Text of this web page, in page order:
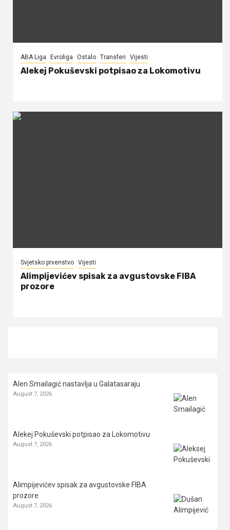
ABA Liga Evroliga Ostalo Transferi Vijesti
Alekej Pokuševski potpisao za Lokomotivu
Svjetsko prvenstvo Vijesti
Alimpijevićev spisak za avgustovske FIBA
prozore
Alen Smailagić nastavlja u Galatasaraju
August 7, 2026
Alekej Pokuševski potpisao za Lokomotivu
August 7, 2026
Alimpijevićev spisak za avgustovske FIBA
prozore
August 7, 2026